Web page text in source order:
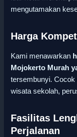
mengutamakan
Harga
Kami menawarkan
Mojokerto Murah
tersembunyi. Cocok
wisata sekolah,
Fasilitas
Perjalanan